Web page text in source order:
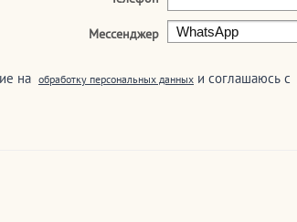
Мессенджер
на обработку персональных данных и соглашаюсь c